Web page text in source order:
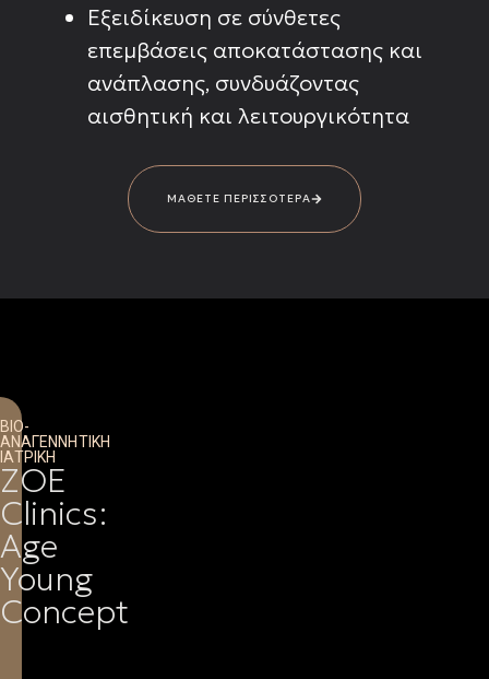
Εξειδίκευση σε σύνθετες
επεμβάσεις αποκατάστασης και
ανάπλασης, συνδυάζοντας
αισθητική και λειτουργικότητα
ΜΑΘΕΤΕ ΠΕΡΙΣΣΟΤΕΡΑ
ΒΙΟ-
ΑΝΑΓΕΝΝΗΤΙΚΗ
ΙΑΤΡΙΚΗ
ZOE
Clinics:
Age
Young
Concept